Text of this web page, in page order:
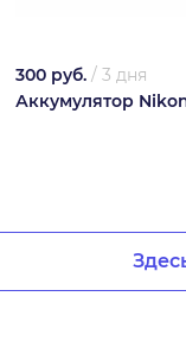
300 руб. / 3 дня
Аккумулятор Nikon